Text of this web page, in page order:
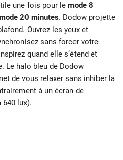
une fois pour le mode 8
20 minutes. Dodow projette
Ouvrez les yeux et
sans forcer votre
quand elle s’étend et
Le halo bleu de Dodow
de vous relaxer sans inhiber la
à un écran de
640 lux).